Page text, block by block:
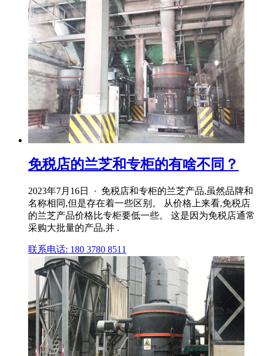
免税店的兰芝和专柜的有啥不同？
2023年7月16日 · 免税店和专柜的兰芝产品,虽然品牌和
名称相同,但是存在着一些区别。 从价格上来看,免税店
的兰芝产品价格比专柜要低一些。 这是因为免税店通常
采购大批量的产品,并 .
联系电话: 180 3780 8511